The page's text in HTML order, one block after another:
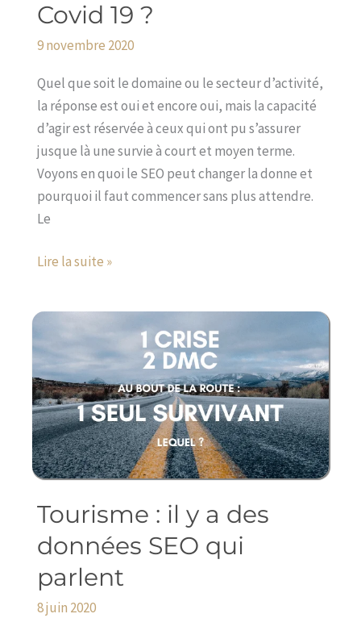
Covid 19 ?
9 novembre 2020
Quel que soit le domaine ou le secteur d’activité,
la réponse est oui et encore oui, mais la capacité
d’agir est réservée à ceux qui ont pu s’assurer
jusque là une survie à court et moyen terme.
Voyons en quoi le SEO peut changer la donne et
pourquoi il faut commencer sans plus attendre.
Le
du
SEO
la
crise
de
la
Covid
19
?
Lire la suite »
Tourisme : il y a des
données SEO qui
parlent
8 juin 2020
Tourisme
il
y
a